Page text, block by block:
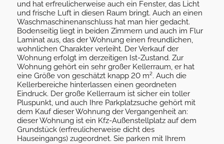
und hat erfreulicherweise auch ein Fenster, das Licht
und frische Luft in diesen Raum bringt. Auch an einen
Waschmaschinenanschluss hat man hier gedacht.
Bodenseitig liegt in beiden Zimmern und auch im Flur
Laminat aus, das der Wohnung einen freundlichen,
wohnlichen Charakter verleiht. Der Verkauf der
Wohnung erfolgt im derzeitigen Ist-Zustand. Zur
Wohnung gehört ein sehr großer Kellerraum, er hat
eine Größe von geschätzt knapp 20 m². Auch die
Kellerbereiche hinterlassen einen geordneten
Eindruck. Der große Kellerraum ist sicher ein toller
Pluspunkt, und auch Ihre Parkplatzsuche gehört mit
dem Kauf dieser Wohnung der Vergangenheit an:
dieser Wohnung ist ein Kfz-Außenstellplatz auf dem
Grundstück (erfreulicherweise dicht des
Hauseingangs) zugeordnet. Sie parken mit Ihrem